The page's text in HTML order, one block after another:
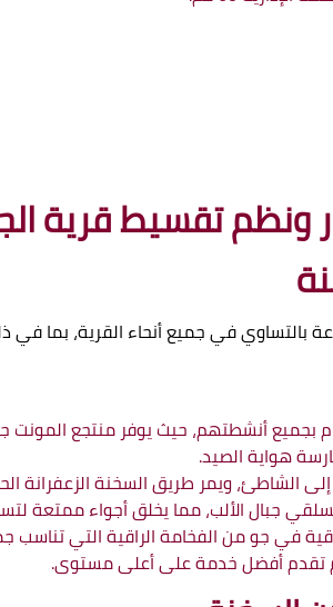
تقسيط قرية
في جميع أنحاء القرية، بما في
بجميع أنشطتهم، حيث يوفر منتجع المونت
هواية الصيد.
الشاطئ، ويمر طريق السخنة الزعفرانة
جبال الألب، مما يخلق أجواء ممتعة
في جو من الفخامة الراقية التي تناسب
تقدم أفضل خدمة على أعلى مستوى.